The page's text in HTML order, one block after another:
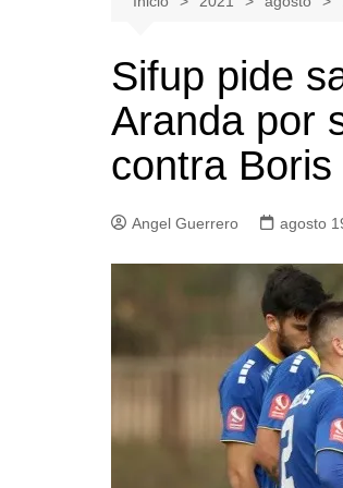
Tenis
Boxeo
Gimnasia
Teno
Sifup pide
Aranda por
contra
Angel Guerrero agosto